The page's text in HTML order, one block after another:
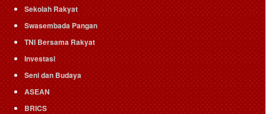
Sekolah Rakyat
Swasembada Pangan
TNI Bersama Rakyat
Investasi
Seni dan Budaya
ASEAN
BRICS